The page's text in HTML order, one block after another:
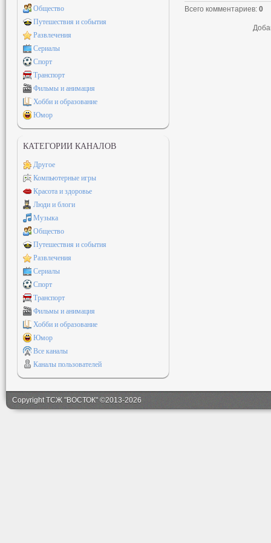
Всего комментариев: 0
Общество
Путешествия и события
Развлечения
Сериалы
Спорт
Транспорт
Фильмы и анимация
Хобби и образование
Юмор
КАТЕГОРИИ КАНАЛОВ
Другое
Компьютерные игры
Красота и здоровье
Люди и блоги
Музыка
Общество
Путешествия и события
Развлечения
Сериалы
Спорт
Транспорт
Фильмы и анимация
Хобби и образование
Юмор
Все каналы
Каналы пользователей
Copyright ТСЖ "ВОСТОК" ©2013-2026